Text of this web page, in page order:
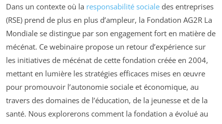
Dans un contexte où la responsabilité sociale des entreprises
(RSE) prend de plus en plus d’ampleur, la Fondation AG2R La
Mondiale se distingue par son engagement fort en matière de
mécénat. Ce webinaire propose un retour d’expérience sur
les initiatives de mécénat de cette fondation créée en 2004,
mettant en lumière les stratégies efficaces mises en œuvre
pour promouvoir l’autonomie sociale et économique, au
travers des domaines de l’éducation, de la jeunesse et de la
santé. Nous explorerons comment la fondation a évolué au